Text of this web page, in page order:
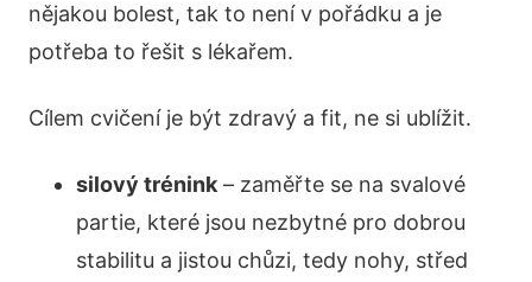
nějakou bolest, tak to není v pořádku a je
potřeba to řešit s lékařem.
Cílem cvičení je být zdravý a fit, ne si ublížit.
silový trénink – zaměřte se na svalové
partie, které jsou nezbytné pro dobrou
stabilitu a jistou chůzi, tedy nohy, střed